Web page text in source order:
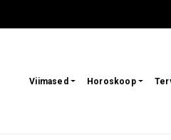
Viimased Horoskoop